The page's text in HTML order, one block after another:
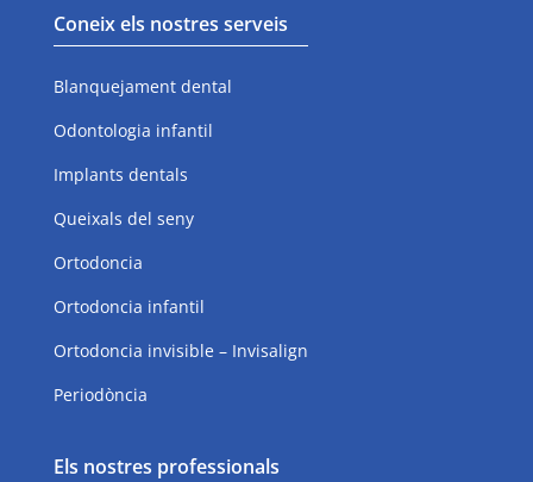
Coneix els nostres serveis
Blanquejament dental
Odontologia infantil
Implants dentals
Queixals del seny
Ortodoncia
Ortodoncia infantil
Ortodoncia invisible – Invisalign
Periodòncia
Els nostres professionals